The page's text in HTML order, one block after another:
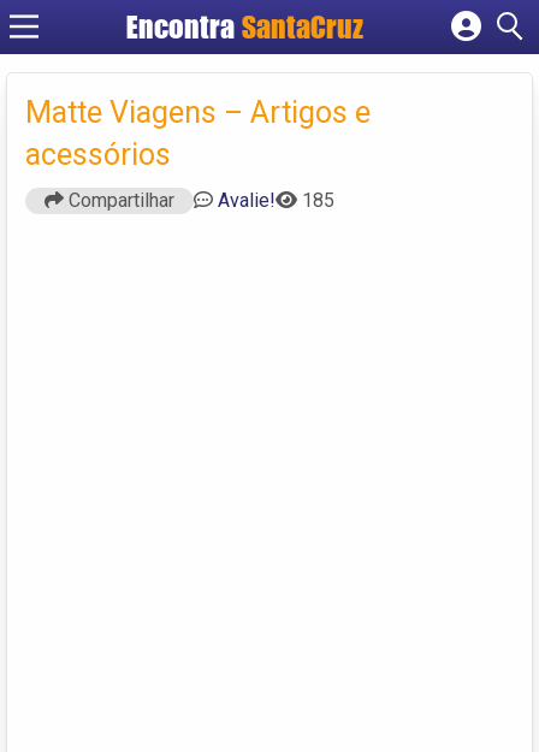
Encontra
Cadastrar empresa
Criar conta
Matte Viagens – Artigos e
acessórios
Compartilhar Avalie! 185